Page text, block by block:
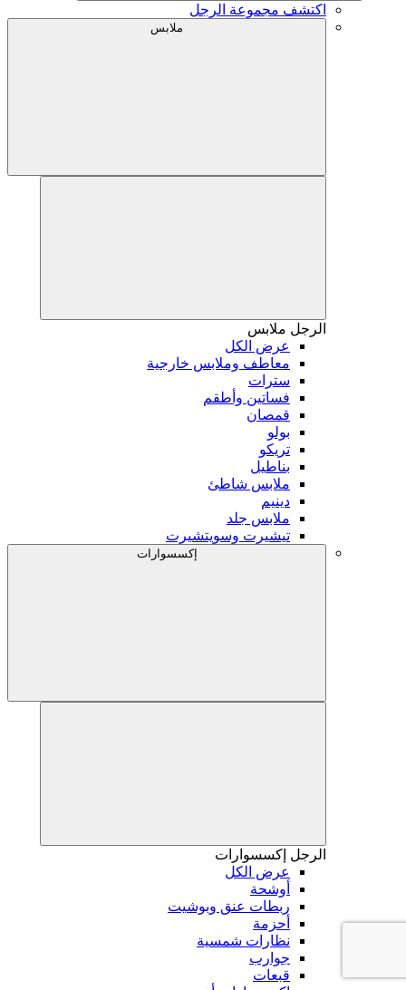
اكتشف مجموعة الرجل
ملابس
الرجل ملابس
عرض الكل
معاطف وملابس خارجية
سترات
فساتين وأطقم
قمصان
بولو
تريكو
بناطيل
ملابس شاطئ
دينيم
ملابس جلد
تيشيرت وسويتشيرت
إكسسوارات
الرجل إكسسوارات
عرض الكل
أوشحة
ربطات عنق وبوشيت
أحزمة
نظارات شمسية
جوارب
قبعات